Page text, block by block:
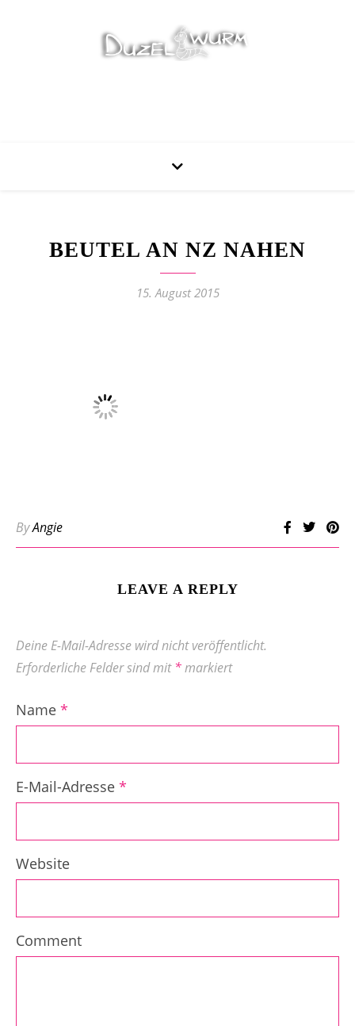
BEUTEL AN NZ NAHEN
15. August 2015
ByAngie
LEAVE A REPLY
Deine E-Mail-Adresse wird nicht veröffentlicht.
Erforderliche Felder sind mit*markiert
Name *
E-Mail-Adresse *
Website
Comment